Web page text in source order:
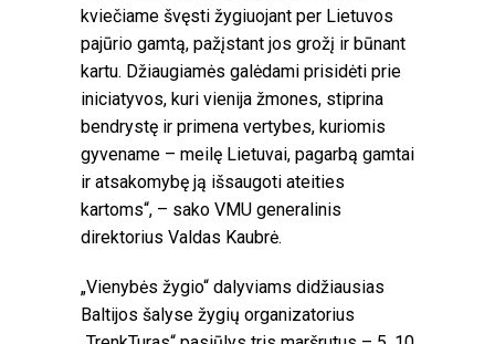
kviečiame švęsti žygiuojant per Lietuvos
pajūrio gamtą, pažįstant jos grožį ir būnant
kartu. Džiaugiamės galėdami prisidėti prie
iniciatyvos, kuri vienija žmones, stiprina
bendrystę ir primena vertybes, kuriomis
gyvename – meilę Lietuvai, pagarbą gamtai
ir atsakomybę ją išsaugoti ateities
kartoms“, – sako VMU generalinis
direktorius Valdas Kaubrė.
„Vienybės žygio“ dalyviams didžiausias
Baltijos šalyse žygių organizatorius